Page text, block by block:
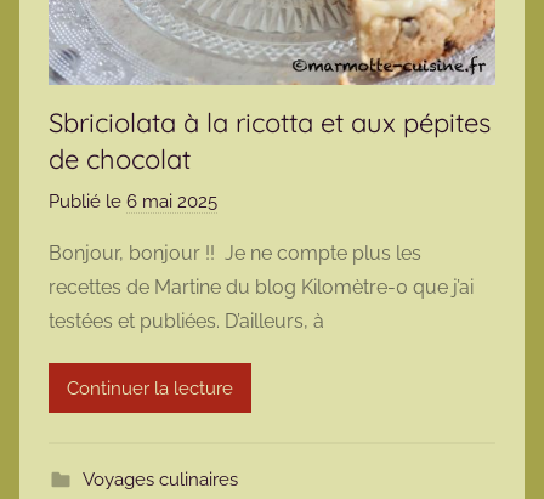
Sbriciolata à la ricotta et aux pépites
de chocolat
Publié le 6 mai 2025
m
a
r
m
t
Bonjour, bonjour !! Je ne compte plus les
recettes de Martine du blog Kilomètre-0 que j’ai
testées et publiées. D’ailleurs, à
Continuer la lecture
Voyages culinaires